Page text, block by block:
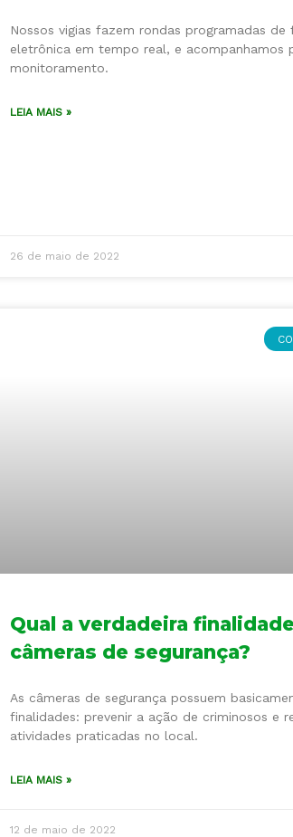
Nossos vigias fazem rondas programadas de
eletrônica em tempo real, e acompanhamos
monitoramento.
LEIA MAIS »
26 de maio de 2022
Qual a verdadeira
câmeras de segurança?
As câmeras de segurança possuem
finalidades: prevenir a ação de criminosos e
atividades praticadas no local.
LEIA MAIS »
12 de maio de 2022